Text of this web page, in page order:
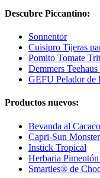
Descubre Piccantino:
Sonnentor
Cuisipro Tijeras
Pomito Tomate
Demmers
GEFU Pelador de
Productos nuevos:
Bevanda al
Capri-Sun
Instick Tropical
Herbaria
Smarties® de